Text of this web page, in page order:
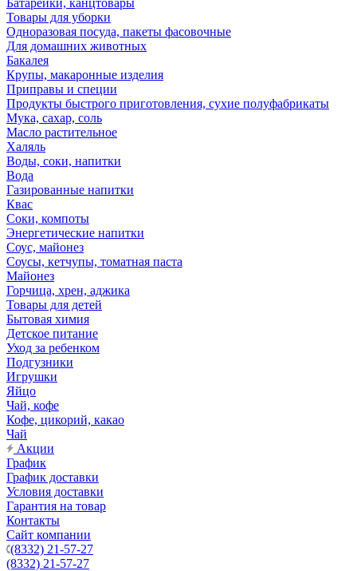
Батарейки, канцтовары
Товары для уборки
Одноразовая посуда, пакеты фасовочные
Для домашних животных
Бакалея
Крупы, макаронные изделия
Приправы и специи
Продукты быстрого приготовления, сухие полуфабрикаты
Мука, сахар, соль
Масло растительное
Халяль
Воды, соки, напитки
Вода
Газированные напитки
Квас
Соки, компоты
Энергетические напитки
Соус, майонез
Соусы, кетчупы, томатная паста
Майонез
Горчица, хрен, аджика
Товары для детей
Бытовая химия
Детское питание
Уход за ребенком
Подгузники
Игрушки
Яйцо
Чай, кофе
Кофе, цикорий, какао
Чай
Акции
График
График доставки
Условия доставки
Гарантия на товар
Контакты
Сайт компании
(8332) 21-57-27
(8332) 21-57-27